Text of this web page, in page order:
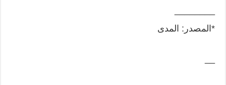
*المصدر: المدى